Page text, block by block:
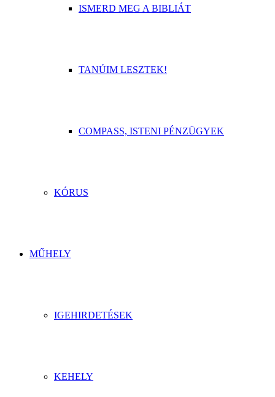
ISMERD MEG A BIBLIÁT
TANÚIM LESZTEK!
COMPASS, ISTENI PÉNZÜGYEK
KÓRUS
MŰHELY
IGEHIRDETÉSEK
KEHELY